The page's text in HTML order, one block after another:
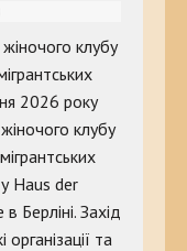
клубу
2026 року
клубу
у Haus der
Берліні. Захід
та